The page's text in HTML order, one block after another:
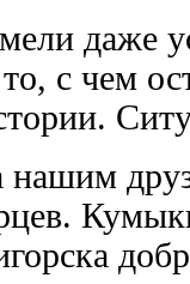
даже
с чем
нашим